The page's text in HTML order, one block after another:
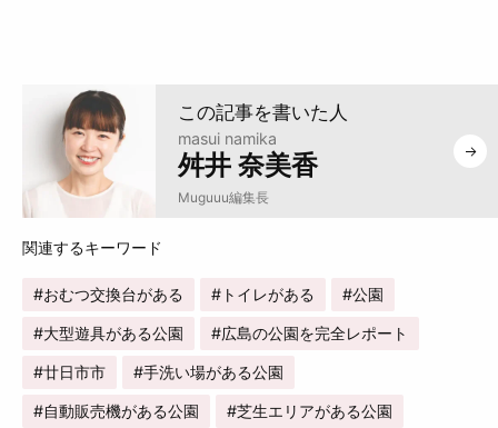
masui namika
舛井 奈美香
Muguuu編集長
おむつ交換台がある トイレがある 公園
大型遊具がある公園 広島の公園を完全レポート
廿日市市 手洗い場がある公園
自動販売機がある公園 芝生エリアがある公園